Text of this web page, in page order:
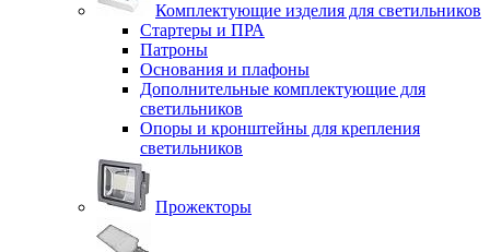
Комплектующие изделия для светильников
Стартеры и ПРА
Патроны
Основания и плафоны
Дополнительные комплектующие для
светильников
Опоры и кронштейны для крепления
светильников
Прожекторы